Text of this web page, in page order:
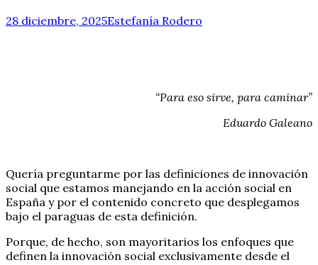
28 diciembre, 2025Estefanía Rodero
“Para eso sirve, para caminar”
Eduardo Galeano
Quería preguntarme por las definiciones de innovación
social que estamos manejando en la acción social en
España y por el contenido concreto que desplegamos
bajo el paraguas de esta definición.
Porque, de hecho, son mayoritarios los enfoques que
definen la innovación social exclusivamente desde el